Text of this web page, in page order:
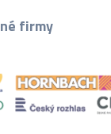
firmy